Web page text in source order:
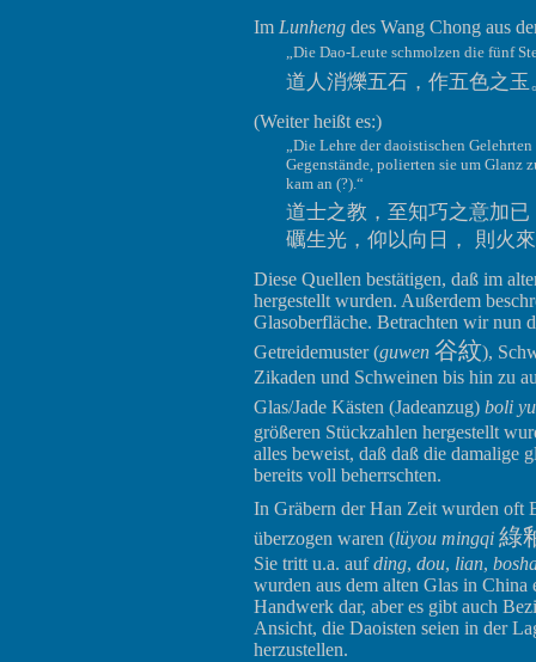
Im Lunheng des Wang Chong aus
„Die Dao-Leute schmolzen die fünf
道人消爍五石，作五色之玉
(Weiter heißt es:)
„Die Lehre der daoistischen
Gegenstände, polierten sie um Glanz
kam an (?).“
道士之教，至知巧之意加
礪生光，仰以向日， 則火
Diese Quellen bestätigen, daß im
hergestellt wurden. Außerdem
Glasoberfläche. Betrachten wir nun
Getreidemuster (guwen 谷紋),
Zikaden und Schweinen bis hin zu
Glas/Jade Kästen (Jadeanzug) boli
größeren Stückzahlen hergestellt
alles beweist, daß daß die damalige
bereits voll beherrschten.
In Gräbern der Han Zeit wurden oft
überzogen waren (lüyou mingqi 綠
Sie tritt u.a. aufding, dou, lian,
wurden aus dem alten Glas in
Handwerk dar, aber es gibt auch
Ansicht, die Daoisten seien in der
herzustellen.